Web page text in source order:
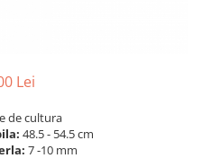
Lei
de cultura
48.5 - 54.5 cm
7 -10 mm